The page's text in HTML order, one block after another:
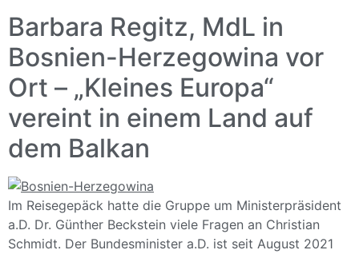
Barbara Regitz, MdL in
Bosnien-Herzegowina vor
Ort – „Kleines Europa“
vereint in einem Land auf
dem Balkan
Im Reisegepäck hatte die Gruppe um Ministerpräsident
a.D. Dr. Günther Beckstein viele Fragen an Christian
Schmidt. Der Bundesminister a.D. ist seit August 2021